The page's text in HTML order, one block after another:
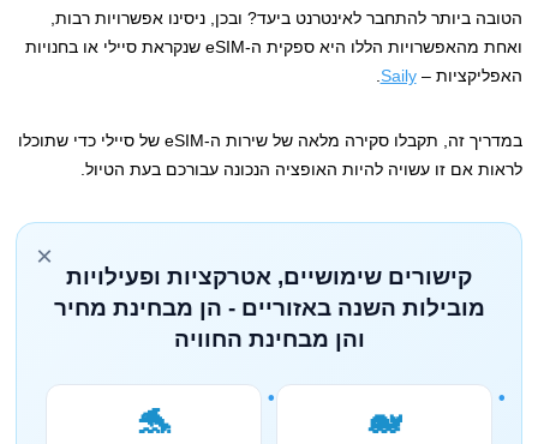
הטובה ביותר להתחבר לאינטרנט ביעד? ובכן, ניסינו אפשרויות רבות,
ואחת מהאפשרויות הללו היא ספקית ה-eSIM שנקראת סיילי או בחנויות
האפליקציות –Saily
במדריך זה, תקבלו סקירה מלאה של שירות ה-eSIM של סיילי כדי שתוכלו
לראות אם זו עשויה להיות האופציה הנכונה עבורכם בעת הטיול.
×
קישורים שימושיים, אטרקציות ופעילויות
מובילות השנה באזוריים - הן מבחינת מחיר
והן מבחינת החוויה
🐋
🐬